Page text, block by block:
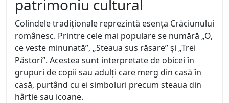
patrimoniu cultural
Colindele tradiționale reprezintă esența Crăciunului
românesc. Printre cele mai populare se numără „O,
ce veste minunată”, „Steaua sus răsare” și „Trei
Păstori”. Acestea sunt interpretate de obicei în
grupuri de copii sau adulți care merg din casă în
casă, purtând cu ei simboluri precum steaua din
hârtie sau icoane.